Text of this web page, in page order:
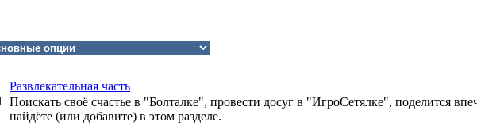
Развлекательная часть
Поискать своё счастье в "Болталке", провести досуг в "ИгроСетялке", поделится
найдёте (или добавите) в этом разделе.